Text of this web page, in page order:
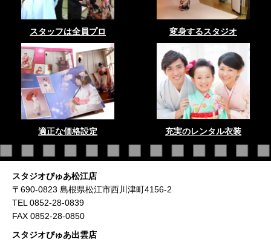
スタッフは全員プロ 変身するスタジオ
適正な価格設定 充実のレンタル衣装
スタジオぴゅあ松江店
〒690-0823 島根県松江市西川津町4156-2
TEL 0852-28-0839
FAX 0852-28-0850
スタジオぴゅあ出雲店